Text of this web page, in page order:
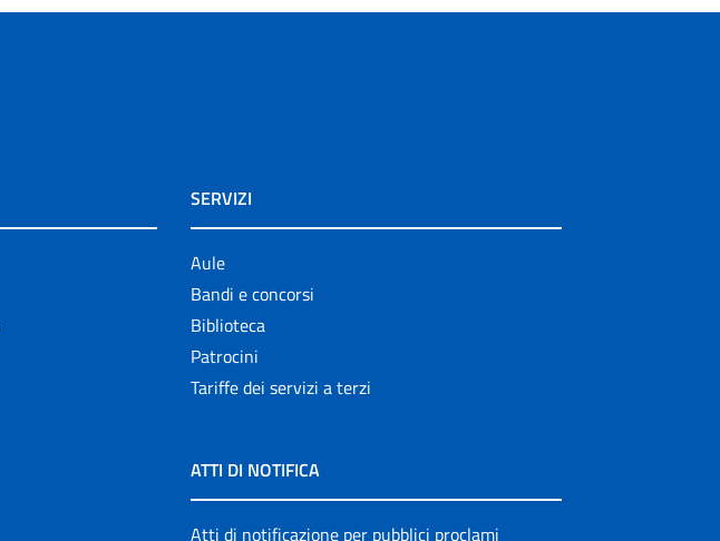
SERVIZI
Aule
Bandi e concorsi
Biblioteca
Patrocini
Tariffe dei servizi a terzi
ATTI DI NOTIFICA
Atti di notificazione per pubblici proclami